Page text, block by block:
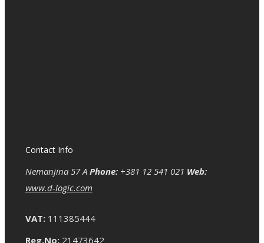
Contact Info
Nemanjina 57 A Phone:+381 12 541 021 Web:
www.d-logic.com
VAT:111385444
Reg.No:21473642